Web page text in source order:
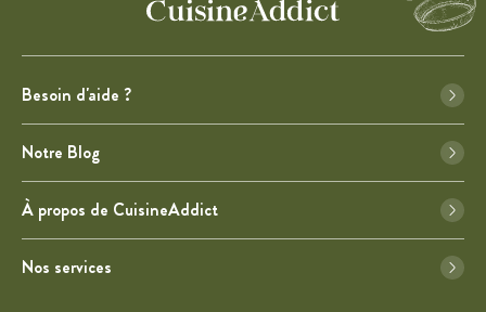
Besoin d'aide ?
Notre Blog
À propos de CuisineAddict
Nos services